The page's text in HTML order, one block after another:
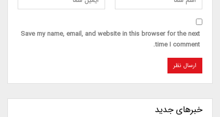
Save my name, email, and website in this browser for the next
time I comment.
خبرهای جدید